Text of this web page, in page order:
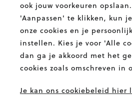
Facebook
Relaqs
Schoenen
ook jouw voorkeuren
'Aanpassen' te klikken, kun
onze cookies en je
instellen. Kies je voor 'Alle
dan ga je akkoord met het
cookies zoals omschreven in
Je kan ons cookiebeleid hier